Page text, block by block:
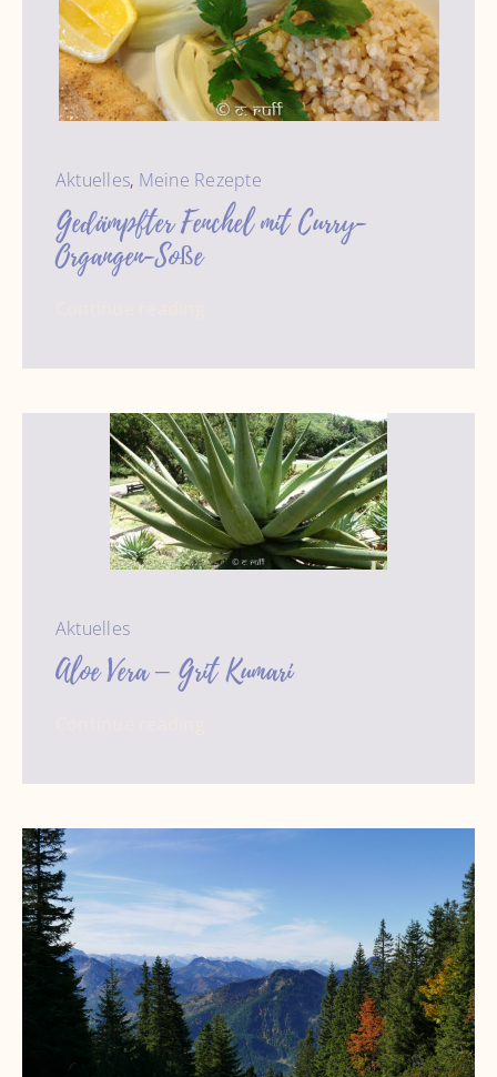
Aktuelles, Meine Rezepte
Gedämpfter Fenchel mit Curry-
Organgen-Soße
Aktuelles
Aloe Vera – Grit Kumari